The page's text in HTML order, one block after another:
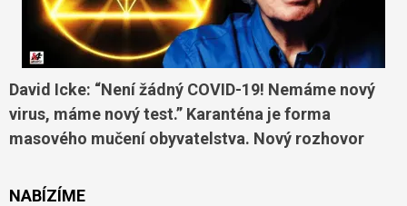
David Icke: “Není žádný COVID-19! Nemáme nový
virus, máme nový test.” Karanténa je forma
masového mučení obyvatelstva. Nový rozhovor
NABÍZÍME